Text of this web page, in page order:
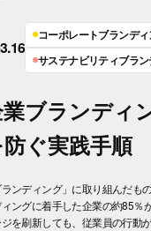
コーポレートブランデ
サステナビリティブラ
業ブランディ
ぐ実践手順
ランディング」に取り組んだも
ングに着手した企業の約85％
ジを刷新しても、従業員の行動